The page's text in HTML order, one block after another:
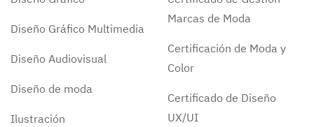
Diseño Gráfico Multimedia
Diseño Audiovisual
Diseño de moda
Ilustración
Marcas de Moda
Certificación de Moda y
Color
Certificado de Diseño
UX/UI